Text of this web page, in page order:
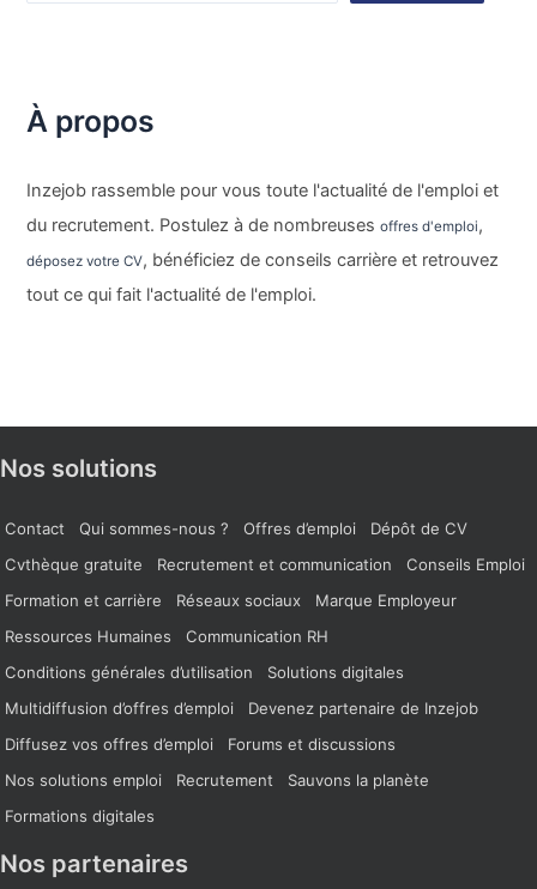
À propos
Inzejob rassemble pour vous toute l'actualité de l'emploi et
du recrutement. Postulez à de nombreusesoffres d'emploi,
déposez votre CV, bénéficiez de conseils carrière et retrouvez
tout ce qui fait l'actualité de l'emploi.
Nos solutions
Contact Qui sommes-nous ? Offres d’emploi
Dépôt de CV
Cvthèque gratuite
Recrutement et communication
Conseils Emploi
Formation et carrière
Réseaux sociaux
Marque Employeur
Ressources Humaines
Communication RH
Conditions générales d’utilisation
Solutions digitales
Multidiffusion d’offres d’emploi
Devenez partenaire de Inzejob
Diffusez vos offres d’emploi
Forums et discussions
Nos solutions emploi
Recrutement
Sauvons la planète
Formations digitales
Nos partenaires